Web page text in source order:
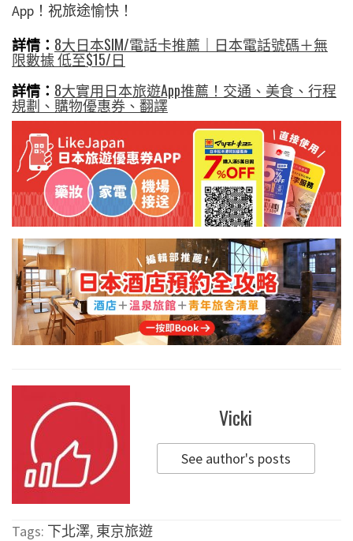
App！祝旅途愉快！
詳情： 8大日本SIM/電話卡推薦｜日本電話號碼＋無
限數據 低至$15/日
詳情： 8大實用日本旅遊App推薦！交通、美食、行程
規劃、購物優惠券、翻譯
Vicki
See author's posts
Tags: 下北澤, 東京旅遊